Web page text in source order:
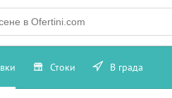
Стоки В града